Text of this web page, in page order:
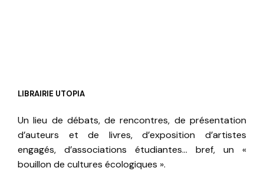
LIBRAIRIE UTOPIA
Un lieu de débats, de rencontres, de présentation
d’auteurs et de livres, d’exposition d’artistes
engagés, d’associations étudiantes… bref, un «
bouillon de cultures écologiques ».